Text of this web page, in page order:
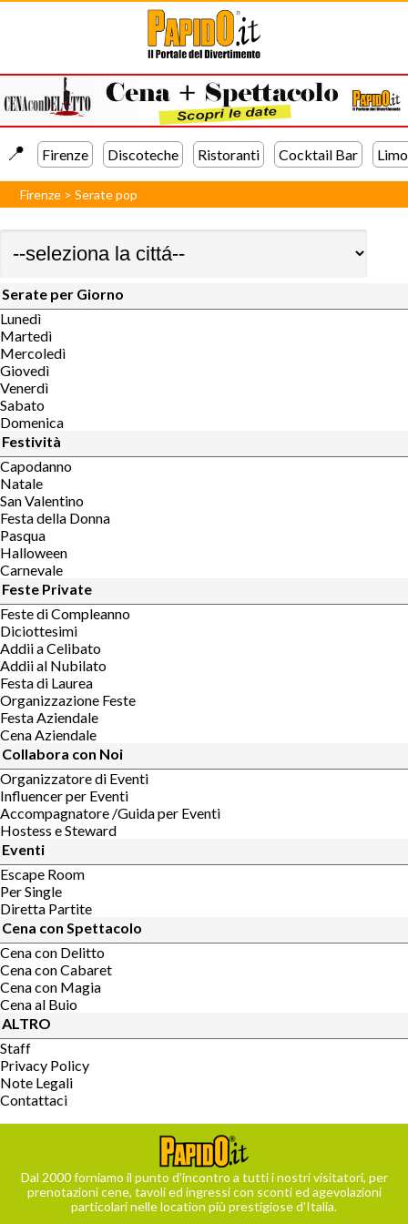
📍️ Firenze Discoteche Ristoranti Cocktail Bar
Firenze >Serate pop
Serate per Giorno
Lunedì
Martedì
Mercoledì
Giovedì
Venerdì
Sabato
Domenica
Festività
Capodanno
Natale
San Valentino
Festa della Donna
Pasqua
Halloween
Carnevale
Feste Private
Feste di Compleanno
Diciottesimi
Addii a Celibato
Addii al Nubilato
Festa di Laurea
Organizzazione Feste
Festa Aziendale
Cena Aziendale
Collabora con Noi
Organizzatore di Eventi
Influencer per Eventi
Accompagnatore /Guida per Eventi
Hostess e Steward
Eventi
Escape Room
Per Single
Diretta Partite
Cena con Spettacolo
Cena con Delitto
Cena con Cabaret
Cena con Magia
Cena al Buio
ALTRO
Staff
Privacy Policy
Note Legali
Contattaci
Dal 2000 forniamo il punto d’incontro a tutti i nostri visitatori, per
prenotazioni cene, tavoli ed ingressi con sconti ed agevolazioni
particolari nelle location più prestigiose d’Italia.